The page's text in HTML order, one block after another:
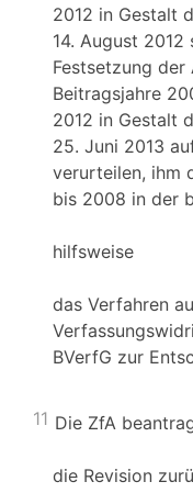
2012 in Gestalt
14. August
Festsetzung
Beitragsjahre
2012 in Gestalt
25. Juni 2013
verurteilen, ihm
bis 2008 in der
hilfsweise
das Verfahren
BVerfG zur
11 Die ZfA
die Revision